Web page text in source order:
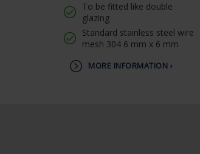
To be fitted like double
glazing
Standard stainless steel wire
mesh 304 6 mm x 6 mm
MORE INFORMATION ›